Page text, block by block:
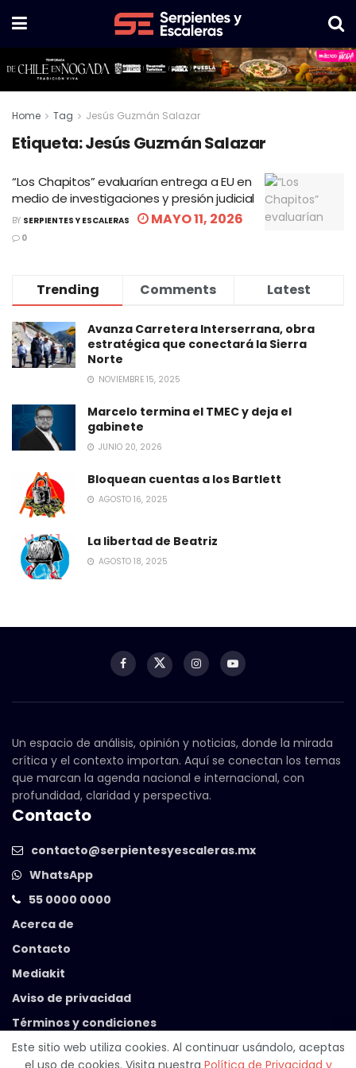
Home Tag Jesús Guzmán Salazar
Etiqueta:Jesús Guzmán Salazar
“Los Chapitos” evaluarían entrega a EU en
medio de investigaciones y presión judicial
BY SERPIENTES Y ESCALERAS MAYO 11, 2026
0
Trending Comments Latest
Avanza Carretera Interserrana, obra
estratégica que conectará la Sierra
Norte
NOVIEMBRE 15, 2025
Marcelo termina el TMEC y deja el
gabinete
JUNIO 20, 2026
Bloquean cuentas a los Bartlett
AGOSTO 16, 2025
La libertad de Beatriz
AGOSTO 18, 2025
Un espacio de análisis, opinión y noticias, donde la mirada
crítica y el contexto importan. Aquí se conectan los temas
que marcan la agenda nacional e internacional, con
profundidad, claridad y perspectiva.
Contacto
contacto@serpientesyescaleras.mx
WhatsApp
55 0000 0000
Acerca de
Contacto
Mediakit
Aviso de privacidad
Términos y condiciones
Este sitio web utiliza cookies. Al continuar usándolo, aceptas
el uso de cookies. Visita nuestra Política de Privacidad y